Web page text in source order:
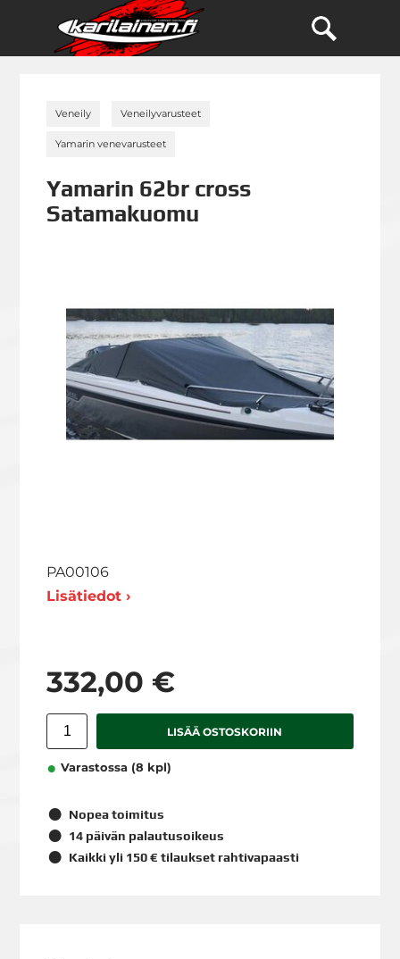
Veneily Veneilyvarusteet
Yamarin venevarusteet
Yamarin 62br cross
Satamakuomu
PA00106
Lisätiedot ›
332,00 €
LISÄÄ OSTOSKORIIN
Varastossa (8 kpl)
Nopea toimitus
14 päivän palautusoikeus
Kaikki yli 150 € tilaukset rahtivapaasti